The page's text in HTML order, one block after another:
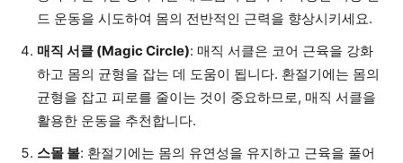
드 운동을 시도하여 몸의 전반적인 근력을 향상시키세요.
매직 서클 (Magic Circle): 매직 서클은 코어 근육을 강화
하고 몸의 균형을 잡는 데 도움이 됩니다. 환절기에는 몸의
균형을 잡고 피로를 줄이는 것이 중요하므로, 매직 서클을
활용한 운동을 추천합니다.
스몰 볼: 환절기에는 몸의 유연성을 유지하고 근육을 풀어